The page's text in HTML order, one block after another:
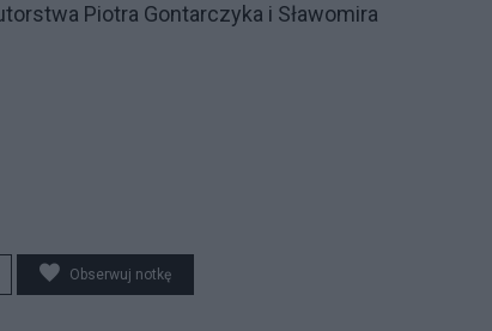
Piotra Gontarczyka i Sławomira
Obserwuj notkę